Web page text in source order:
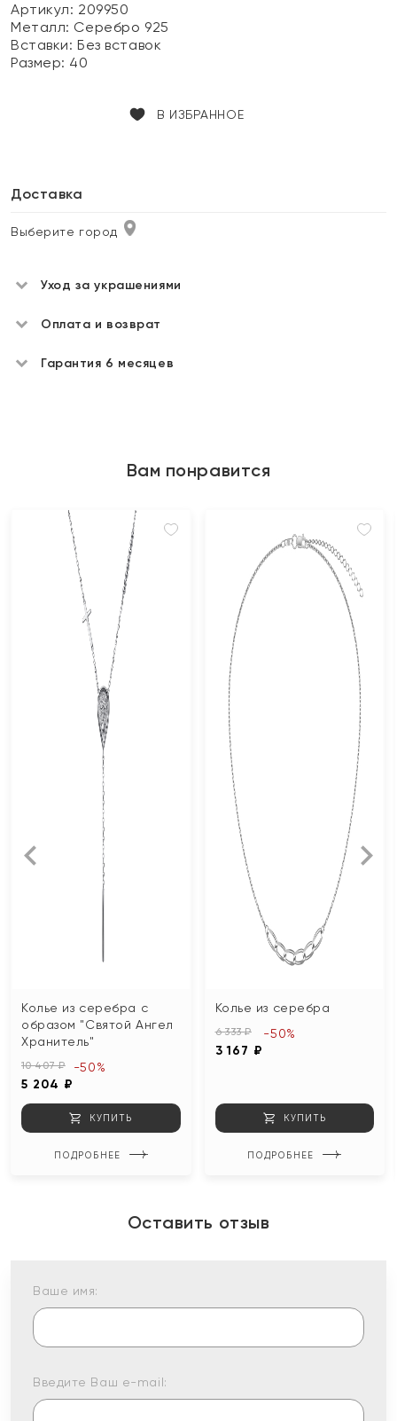
Артикул: 209950
Металл: Серебро 925
Вставки:Без вставок
Размер: 40
В ИЗБРАННОЕ
Доставка
Выберите город
Уход за украшениями
Оплата и возврат
Гарантия 6 месяцев
Вам понравится
Колье из серебра с
образом "Святой Ангел
Хранитель"
10 407 ₽
5 204 ₽
-50%
КУПИТЬ
ПОДРОБНЕЕ
Колье из серебра
6 333 ₽
3 167 ₽
-50%
КУПИТЬ
ПОДРОБНЕЕ
Оставить отзыв
Ваше имя:
Введите Ваш e-mail: